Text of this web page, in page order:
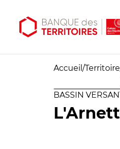
Accueil /Territoire
BASSIN